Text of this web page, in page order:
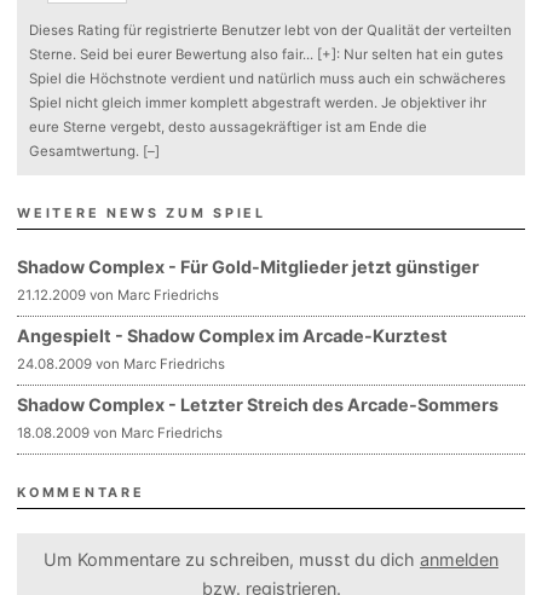
Dieses Rating für registrierte Benutzer lebt von der Qualität der verteilten
Sterne. Seid bei eurer Bewertung also fair... [+] : Nur selten hat ein gutes
Spiel die Höchstnote verdient und natürlich muss auch ein schwächeres
Spiel nicht gleich immer komplett abgestraft werden. Je objektiver ihr
eure Sterne vergebt, desto aussagekräftiger ist am Ende die
Gesamtwertung. [–]
WEITERE NEWS ZUM SPIEL
Shadow Complex - Für Gold-Mitglieder jetzt günstiger
21.12.2009 von Marc Friedrichs
Angespielt - Shadow Complex im Arcade-Kurztest
24.08.2009 von Marc Friedrichs
Shadow Complex - Letzter Streich des Arcade-Sommers
18.08.2009 von Marc Friedrichs
KOMMENTARE
Um Kommentare zu schreiben, musst du dich anmelden
bzw. registrieren.